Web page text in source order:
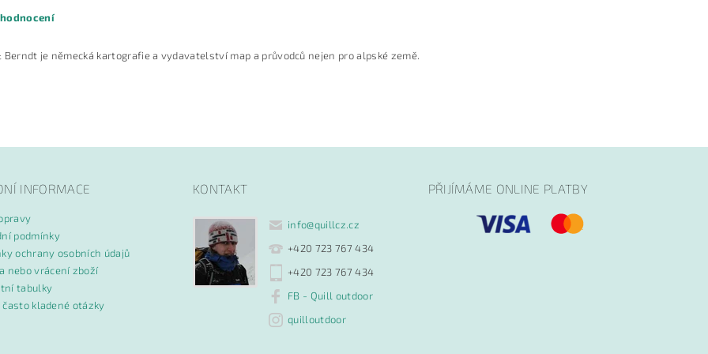
hodnocení souhlasíte s podmínkami ochrany osobních údajů
Berndt je německá kartografie a vydavatelství map a průvodců nejen pro alpské země.
INFORMACE
podmínky
ochrany osobních údajů
nebo vrácení zboží
tabulky
často kladené otázky
KONTAKT
info@quillcz.cz
+420 723 767 434
+420 723 767 434
FB - Quill outdoor
quilloutdoor
PŘIJÍMÁME ONLINE PLATBY